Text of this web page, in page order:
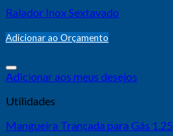
Ralador Inox Sextavado
Adicionar ao Orçamento
Adicionar aos meus desejos
Utilidades
Mangueira Trançada para Gás